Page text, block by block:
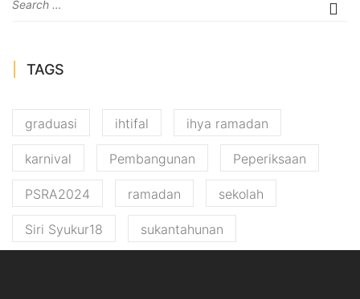
TAGS
graduasi ihtifal ihya ramadan
karnival Pembangunan Peperiksaan
PSRA2024 ramadan sekolah
Siri Syukur18 sukantahunan